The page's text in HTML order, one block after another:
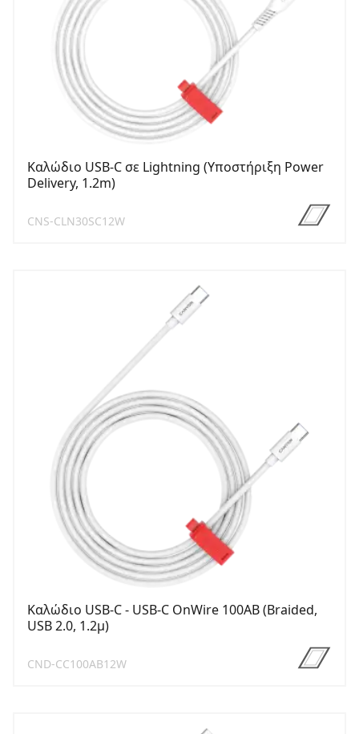
Καλώδιο USB-C σε Lightning (Υποστήριξη Power
Delivery, 1.2m)
CNS-CLN30SC12W
Καλώδιο USB-C - USB-C OnWire 100AB (Braided,
USB 2.0, 1.2μ)
CND-CC100AB12W